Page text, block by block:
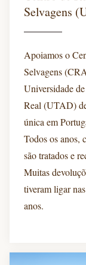
Selvagens
Apoiamos o
Selvagens
Universidade
Real (UTAD)
única em
Todos os anos,
são tratados e
Muitas
tiveram ligar
anos.